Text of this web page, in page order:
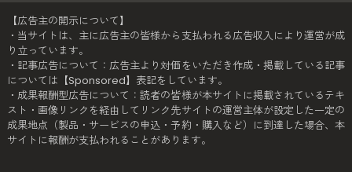
【広告主の開示について】
・当サイトは、主に広告主の皆様から支払われる広告収入により運営が成
り立っています。
・記事広告について：広告主より対価をいただき作成・掲載している記事
については【Sponsored】表記をしています。
・成果報酬型広告について：読者の皆様が本サイトに掲載されているテキ
スト・画像リンクを経由してリンク先サイトの運営主体が設定した一定の
成果地点（製品・サービスの申込・予約・購入など）に到達した場合、本
サイトに報酬が支払われることがあります。